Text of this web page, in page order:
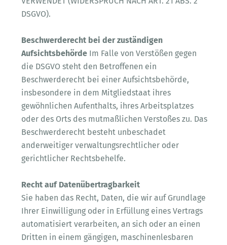
DSGVO).
Beschwerderecht bei der zuständigen
Aufsichtsbehörde Im Falle von Verstößen gegen
die DSGVO steht den Betroffenen ein
Beschwerderecht bei einer Aufsichtsbehörde,
insbesondere in dem Mitgliedstaat ihres
gewöhnlichen Aufenthalts, ihres Arbeitsplatzes
oder des Orts des mutmaßlichen Verstoßes zu. Das
Beschwerderecht besteht unbeschadet
anderweitiger verwaltungsrechtlicher oder
gerichtlicher Rechtsbehelfe.
Recht auf Datenübertragbarkeit
Sie haben das Recht, Daten, die wir auf Grundlage
Ihrer Einwilligung oder in Erfüllung eines Vertrags
automatisiert verarbeiten, an sich oder an einen
Dritten in einem gängigen, maschinenlesbaren